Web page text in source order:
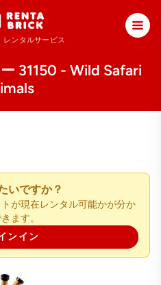
レンタルサービス
31150 - Wild Safari
いですか？
が現在レンタル可能かが分か
ます。
ンイン